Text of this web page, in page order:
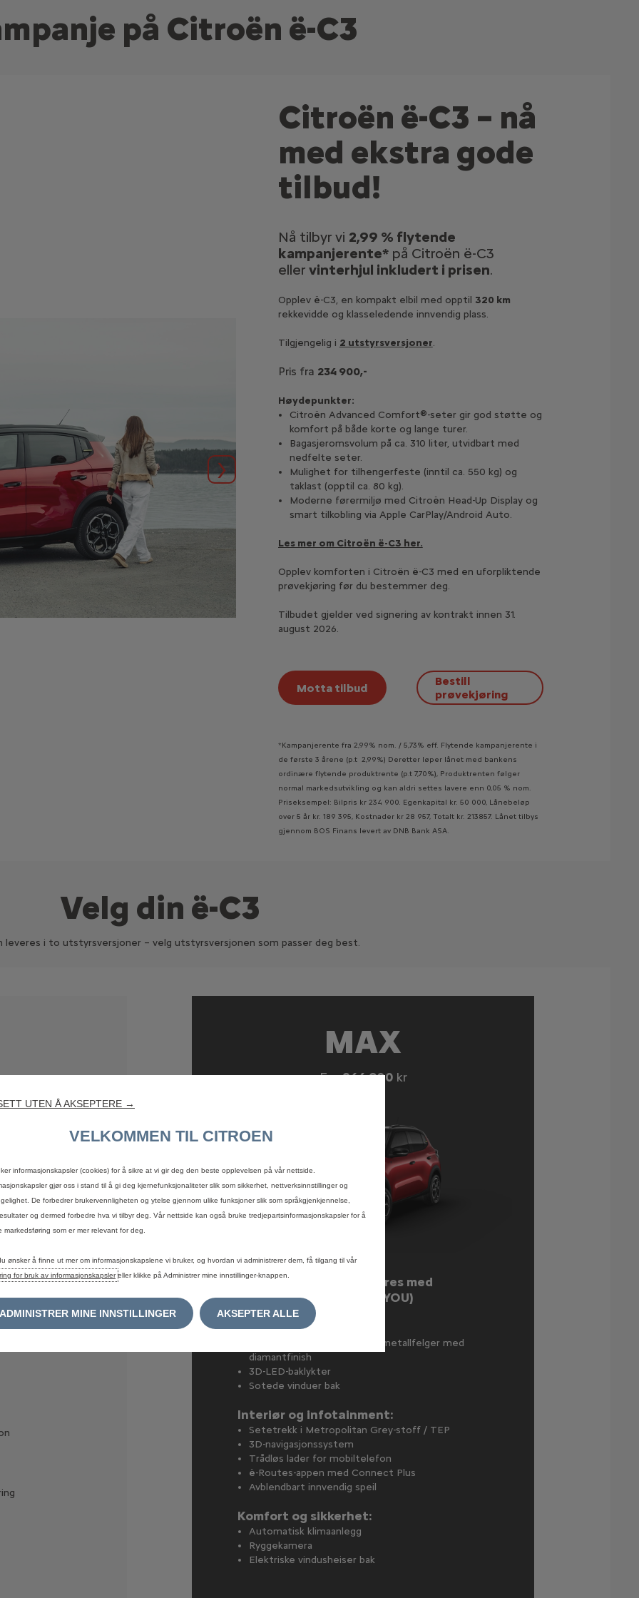
på Citroën ë-C3
Neste
Citroën ë-C3 – nå
med ekstra gode
tilbud!
Nå tilbyr vi 2,99 % flytende
kampanjerente*på Citroën ë-C3
eller vinterhjul inkludert i prisen.
Opplev ë-C3, en kompakt elbil med opptil 320 km
rekkevidde og klasseledende innvendig plass.
Tilgjengelig i 2 utstyrsversjoner.
Pris fra 234 900,-
Høydepunkter:
Citroën Advanced Comfort®-seter gir god støtte og
komfort på både korte og lange turer.
Bagasjeromsvolum på ca. 310 liter, utvidbart med
nedfelte seter.
Mulighet for tilhengerfeste (inntil ca. 550 kg) og
taklast (opptil ca. 80 kg).
Moderne førermiljø med Citroën Head-Up Display og
smart tilkobling via Apple CarPlay/Android Auto.
Les mer om Citroën ë-C3 her.
Opplev komforten i Citroën ë-C3 med en uforpliktende
prøvekjøring før du bestemmer deg.
Tilbudet gjelder ved signering av kontrakt innen 31.
august 2026.
Motta tilbud
Bestill
prøvekjøring
*Kampanjerente fra 2,99% nom. / 5,73% eff. Flytende kampanjerente i
de første 3 årene (p.t 2,99%) Deretter løper lånet med bankens
ordinære flytende produktrente (p.t 7,70%), Produktrenten følger
normal markedsutvikling og kan aldri settes lavere enn 0,05 % nom.
Priseksempel: Bilpris kr 234 900. Egenkapital kr. 50 000, Lånebeløp
over 5 år kr. 189 395, Kostnader kr 28 957, Totalt kr. 213857. Lånet tilbys
gjennom BOS Finans levert av DNB Bank ASA.
Velg din ë-C3
leveres i to utstyrsversjoner – velg utstyrsversjonen som passer deg best.
MAX
Fra264 900 kr
ë-C3 MAX leveres med
(i tillegg til YOU)
Utvendig design:
17-tommers Atacamite lettmetallfelger med
diamantfinish
3D-LED-baklykter
Sotede vinduer bak
Interiør og infotainment:
Setetrekk i Metropolitan Grey-stoff / TEP
3D-navigasjonssystem
Trådløs lader for mobiltelefon
ë-Routes-appen med Connect Plus
Avblendbart innvendig speil
Komfort og sikkerhet:
Automatisk klimaanlegg
Ryggekamera
Elektriske vindusheiser bak
UTEN Å AKSEPTERE →
VELKOMMEN TIL CITROEN
informasjonskapsler (cookies) for å sikre at vi gir deg den beste opplevelsen på vår nettside.
gjør oss i stand til å gi deg kjernefunksjonaliteter slik som sikkerhet, nettverksinnstillinger og
De forbedrer brukervennligheten og ytelse gjennom ulike funksjoner slik som språkgjenkjennelse,
og dermed forbedre hva vi tilbyr deg. Vår nettside kan også bruke tredjepartsinformasjonskapsler for å
markedsføring som er mer relevant for deg.
ønsker å finne ut mer om informasjonskapslene vi bruker, og hvordan vi administrerer dem, få tilgang til vår
for bruk av informasjonskapslereller klikke på Administrer mine innstillinger-knappen.
ADMINISTRER MINE INNSTILLINGER AKSEPTER ALLE